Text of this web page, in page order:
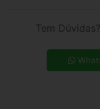
4x de R$ 11,92
5x de R$ 9,66
Tem